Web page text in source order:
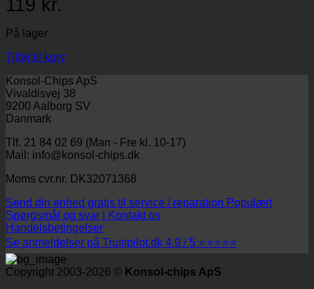
119 kr.
På lager
Tilføj til kurv
Konsol-Chips ApS
Vivaldisvej 38
9200 Aalborg SV
Danmark
Tlf. 21 84 02 69 (Man - Fre kl. 10-17)
Mail: info@konsol-chips.dk
Moms cvr.nr. DK32071368
Send din enhed gratis til service / reparation
Spørgsmål og svar | Kontakt os
Handelsbetingelser
Se anmeldelser på Trustpilot.dk 4.9 / 5 ⭐⭐⭐⭐⭐
Copyright 2003-2026 © Konsol-chips ApS